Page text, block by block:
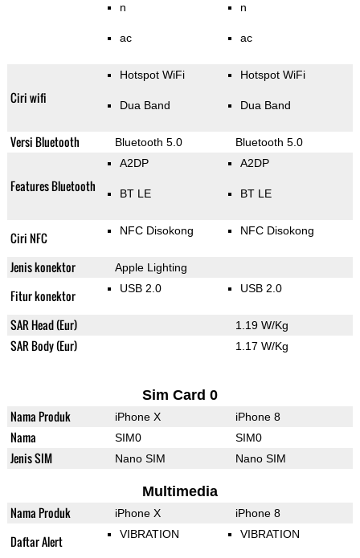
n
ac
n
ac
Ciri wifi
Hotspot WiFi
Dua Band
Hotspot WiFi
Dua Band
Versi Bluetooth Bluetooth 5.0 Bluetooth 5.0
Features Bluetooth
A2DP
BT LE
A2DP
BT LE
Ciri NFC NFC Disokong NFC Disokong
Jenis konektor Apple Lighting
Fitur konektor USB 2.0 USB 2.0
SAR Head (Eur) 1.19 W/Kg
SAR Body (Eur) 1.17 W/Kg
Sim Card 0
Nama Produk iPhone X iPhone 8
Nama SIM0 SIM0
Jenis SIM Nano SIM Nano SIM
Multimedia
Nama Produk iPhone X iPhone 8
Daftar Alert VIBRATION VIBRATION